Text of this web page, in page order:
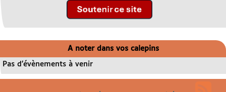
A noter dans vos calepins
Pas d’évènements à venir